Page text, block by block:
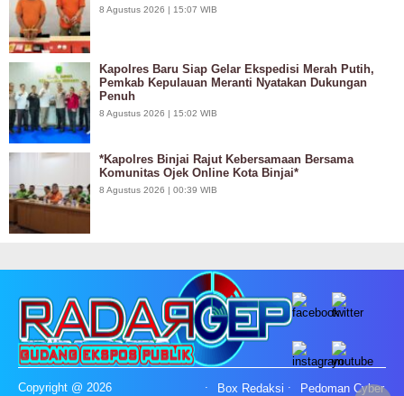
8 Agustus 2026 | 15:07 WIB
Kapolres Baru Siap Gelar Ekspedisi Merah Putih,
Pemkab Kepulauan Meranti Nyatakan Dukungan
Penuh
8 Agustus 2026 | 15:02 WIB
*Kapolres Binjai Rajut Kebersamaan Bersama
Komunitas Ojek Online Kota Binjai*
8 Agustus 2026 | 00:39 WIB
Copyright @ 2026
Box Redaksi Pedoman Cyber